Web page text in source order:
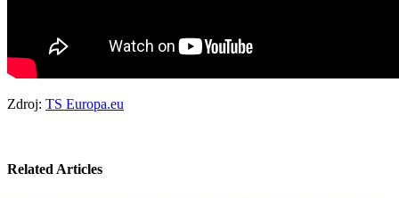
Zdroj: TS Europa.eu
Related Articles